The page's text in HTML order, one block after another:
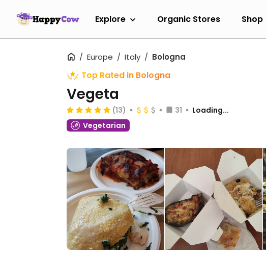
Explore Organic Stores Shop
Europe Italy Bologna
Top Rated in Bologna
Vegeta
(13) 31
Loading...
Vegetarian